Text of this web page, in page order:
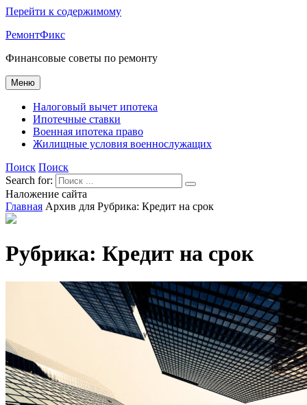
Перейти к содержимому
РемонтФикс
Финансовые советы по ремонту
Меню
Налоговый вычет ипотека
Ипотечные ставки
Военная ипотека право
Жилищные условия военнослужащих
Поиск Поиск
Search for:
Наложение сайта
Главная Архив для Рубрика: Кредит на срок
Рубрика: Кредит на срок